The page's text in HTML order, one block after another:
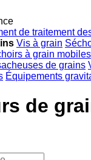
de traitement
Vis à grain
à grain mobiles
de grains
Équipements
de